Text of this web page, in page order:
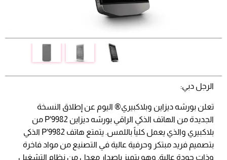
الرجل دبي:
تعلن بورشه ديزاين وبلاكبيري® اليوم عن إطلاق النسخة
الجديدة من الهاتف الذكي الراقي بورشه ديزاين P'9982 من
بلاكبيري والذي يعمل كلياً باللمس. يتمتع هاتف P'9982 الذكي
بتصميم فريد مبتكر وحرفية عالية في التصنيع من مواد فاخرة
وذات جودة عالية. وهو يتميز بإصدار معدل من نظام التشغيل